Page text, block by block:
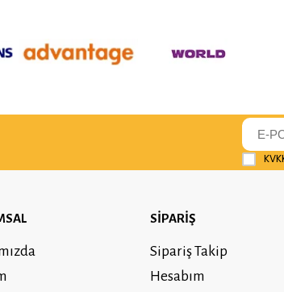
SİPARİŞ
Sipariş Takip
Hesabım